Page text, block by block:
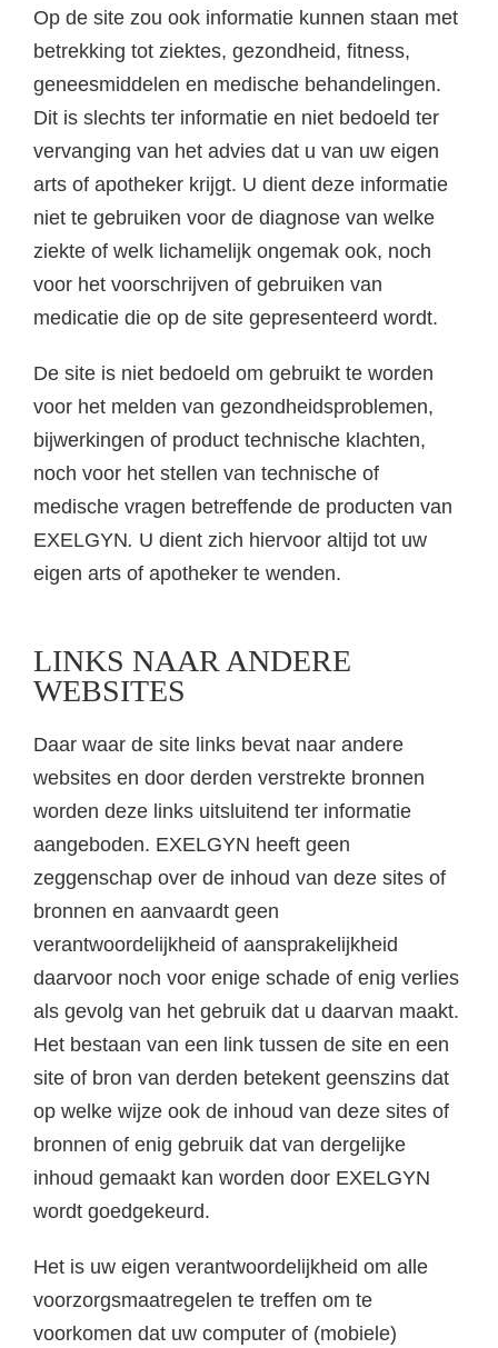
Op de site zou ook informatie kunnen staan met
betrekking tot ziektes, gezondheid, fitness,
geneesmiddelen en medische behandelingen.
Dit is slechts ter informatie en niet bedoeld ter
vervanging van het advies dat u van uw eigen
arts of apotheker krijgt. U dient deze informatie
niet te gebruiken voor de diagnose van welke
ziekte of welk lichamelijk ongemak ook, noch
voor het voorschrijven of gebruiken van
medicatie die op de site gepresenteerd wordt.
De site is niet bedoeld om gebruikt te worden
voor het melden van gezondheidsproblemen,
bijwerkingen of product technische klachten,
noch voor het stellen van technische of
medische vragen betreffende de producten van
EXELGYN. U dient zich hiervoor altijd tot uw
eigen arts of apotheker te wenden.
LINKS NAAR ANDERE
WEBSITES
Daar waar de site links bevat naar andere
websites en door derden verstrekte bronnen
worden deze links uitsluitend ter informatie
aangeboden. EXELGYN heeft geen
zeggenschap over de inhoud van deze sites of
bronnen en aanvaardt geen
verantwoordelijkheid of aansprakelijkheid
daarvoor noch voor enige schade of enig verlies
als gevolg van het gebruik dat u daarvan maakt.
Het bestaan van een link tussen de site en een
site of bron van derden betekent geenszins dat
op welke wijze ook de inhoud van deze sites of
bronnen of enig gebruik dat van dergelijke
inhoud gemaakt kan worden door EXELGYN
wordt goedgekeurd.
Het is uw eigen verantwoordelijkheid om alle
voorzorgsmaatregelen te treffen om te
voorkomen dat uw computer of (mobiele)